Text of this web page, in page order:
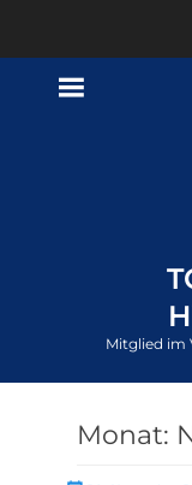
Mitglied im
Monat: